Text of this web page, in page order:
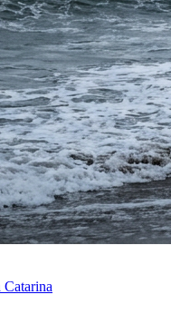
Catarina